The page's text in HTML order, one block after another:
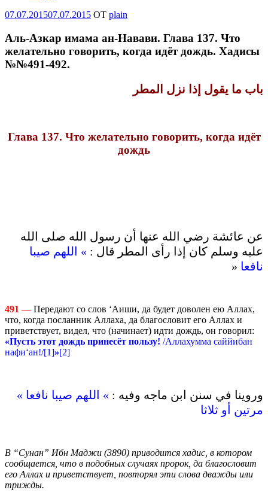
Опубликовано
07.07.201507.07.2015 OT plain
Аль-Азкар имама ан-Навави. Глава 137. Что
желательно говорить, когда идёт дождь. Хадисы
№№491-492.
باب ما يقول إذا نزل المطر
Глава 137. Что желательно говорить, когда идёт
дождь
عن عائشة رضي الله عنها أن رسول الله صلى الله
عليه وسلم كان إذا رأى المطر قال : » اللهم صيبا
نافعا «
491 — Передают со слов ‘Аиши, да будет доволен ею Аллах,
что, когда посланник Аллаха, да благословит его Аллах и
приветствует, видел, что (начинает) идти дождь, он говорил:
«Пусть этот дождь принесёт пользу! /Аллахумма саййибан
нафи‘ан!/[1]»[2]
وروينا في سنن ابن ماجه وفيه : » اللهم صيبا نافعا »
مرتين أو ثلاثا
В “Сунан” Ибн Маджи (3890) приводится хадис, в котором
сообщается, что в подобных случаях пророк, да благословит
его Аллах и приветствует, повторял эти слова дважды или
трижды.